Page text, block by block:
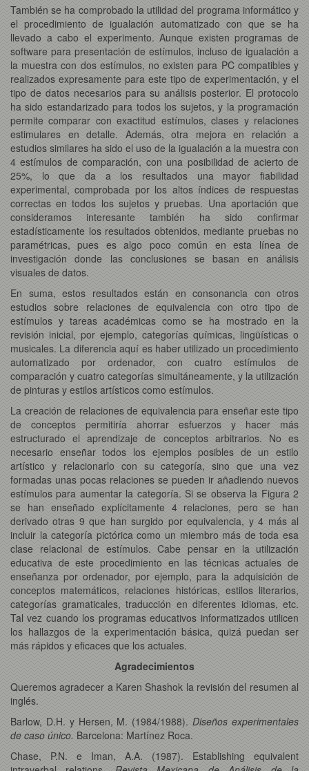
También se ha comprobado la utilidad del programa informático y
el procedimiento de igualación automatizado con que se ha
llevado a cabo el experimento. Aunque existen programas de
software para presentación de estímulos, incluso de igualación a
la muestra con dos estímulos, no existen para PC compatibles y
realizados expresamente para este tipo de experimentación, y el
tipo de datos necesarios para su análisis posterior. El protocolo
ha sido estandarizado para todos los sujetos, y la programación
permite comparar con exactitud estímulos, clases y relaciones
estimulares en detalle. Además, otra mejora en relación a
estudios similares ha sido el uso de la igualación a la muestra con
4 estímulos de comparación, con una posibilidad de acierto de
25%, lo que da a los resultados una mayor fiabilidad
experimental, comprobada por los altos índices de respuestas
correctas en todos los sujetos y pruebas. Una aportación que
consideramos interesante también ha sido confirmar
estadísticamente los resultados obtenidos, mediante pruebas no
paramétricas, pues es algo poco común en esta línea de
investigación donde las conclusiones se basan en análisis
visuales de datos.
En suma, estos resultados están en consonancia con otros
estudios sobre relaciones de equivalencia con otro tipo de
estímulos y tareas académicas como se ha mostrado en la
revisión inicial, por ejemplo, categorías químicas, lingüísticas o
musicales. La diferencia aquí es haber utilizado un procedimiento
automatizado por ordenador, con cuatro estímulos de
comparación y cuatro categorías simultáneamente, y la utilización
de pinturas y estilos artísticos como estímulos.
La creación de relaciones de equivalencia para enseñar este tipo
de conceptos permitiría ahorrar esfuerzos y hacer más
estructurado el aprendizaje de conceptos arbitrarios. No es
necesario enseñar todos los ejemplos posibles de un estilo
artístico y relacionarlo con su categoría, sino que una vez
formadas unas pocas relaciones se pueden ir añadiendo nuevos
estímulos para aumentar la categoría. Si se observa la Figura 2
se han enseñado explícitamente 4 relaciones, pero se han
derivado otras 9 que han surgido por equivalencia, y 4 más al
incluir la categoría pictórica como un miembro más de toda esa
clase relacional de estímulos. Cabe pensar en la utilización
educativa de este procedimiento en las técnicas actuales de
enseñanza por ordenador, por ejemplo, para la adquisición de
conceptos matemáticos, relaciones históricas, estilos literarios,
categorías gramaticales, traducción en diferentes idiomas, etc.
Tal vez cuando los programas educativos informatizados utilicen
los hallazgos de la experimentación básica, quizá puedan ser
más rápidos y eficaces que los actuales.
Agradecimientos
Queremos agradecer a Karen Shashok la revisión del resumen al
inglés.
Barlow, D.H. y Hersen, M. (1984/1988). Diseños experimentales
de caso único. Barcelona: Martínez Roca.
Chase, P.N. e Iman, A.A. (1987). Establishing equivalent